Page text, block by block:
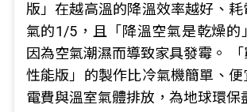
版」在越高溫的降溫效率越好、
氣的1/5，且「降溫空氣是乾燥的
因為空氣潮濕而導致家具發霉。
性能版」的製作比冷氣機簡單、
電費與溫室氣體排放，為地球環保